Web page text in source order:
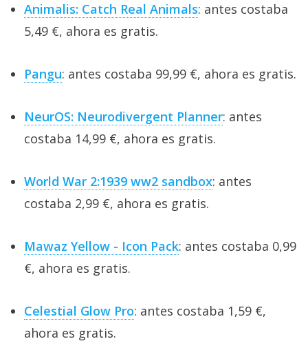
Animalis: Catch Real Animals: antes costaba
5,49 €, ahora es gratis.
Pangu: antes costaba 99,99 €, ahora es gratis.
NeurOS: Neurodivergent Planner: antes
costaba 14,99 €, ahora es gratis.
World War 2:1939 ww2 sandbox: antes
costaba 2,99 €, ahora es gratis.
Mawaz Yellow - Icon Pack: antes costaba 0,99
€, ahora es gratis.
Celestial Glow Pro: antes costaba 1,59 €,
ahora es gratis.